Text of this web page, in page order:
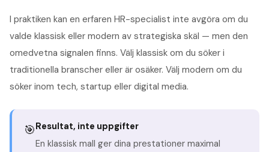
I praktiken kan en erfaren HR-specialist inte avgöra om du
valde klassisk eller modern av strategiska skäl — men den
omedvetna signalen finns. Välj klassisk om du söker i
traditionella branscher eller är osäker. Välj modern om du
söker inom tech, startup eller digital media.
🎯Resultat, inte uppgifter
En klassisk mall ger dina prestationer maximal